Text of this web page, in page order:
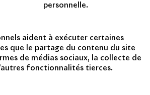
personnelle.
aident à exécuter certaines
que le partage du contenu du site
de médias sociaux, la collecte de
fonctionnalités tierces.